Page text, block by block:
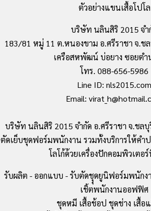
ตัวอย่างแขนเสื้อโปโล
บริษัท นลินสิริ 2015 จำ
183/81 หมู่ 11 ต.หนองขาม อ.ศรีราชา จ.ช
เครือสหพัฒน์ บ่อยาง ซอยตำ
โทร. 088-656-5986
Line ID: nls2015.com
Email:
บริษัท นลินสิริ 2015 จำกัด อ.ศรีราชา จ.ชล
ตัดเย็บชุดฟอร์มพนักงาน รวมทั้งบริการให้คำ
โลโก้ด้วยเครื่องปักคอมพิวเตอ
รับผลิต - ออกแบบ - รับตัดชุุดยูนิฟอร์มพนัก
เชิ้ตพนักงานออฟฟิศ
ชุดหมี เสื้อช้อป ชุดช่าง เสื้อ